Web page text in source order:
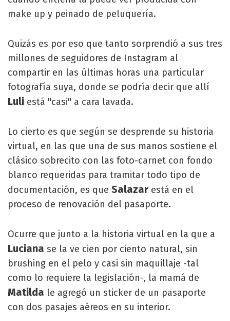
make up y peinado de peluquería.
Quizás es por eso que tanto sorprendió a sus tres
millones de seguidores de Instagram al
compartir en las últimas horas una particular
fotografía suya, donde se podría decir que allí
Luli está "casi" a cara lavada.
Lo cierto es que según se desprende su historia
virtual, en las que una de sus manos sostiene el
clásico sobrecito con las foto-carnet con fondo
blanco requeridas para tramitar todo tipo de
documentación, es que Salazar está en el
proceso de renovación del pasaporte.
Ocurre que junto a la historia virtual en la que a
Luciana se la ve cien por ciento natural, sin
brushing en el pelo y casi sin maquillaje -tal
como lo requiere la legislación-, la mamá de
Matilda le agregó un sticker de un pasaporte
con dos pasajes aéreos en su interior.